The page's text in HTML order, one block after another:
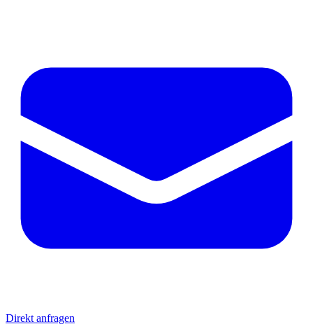
Direkt anfragen